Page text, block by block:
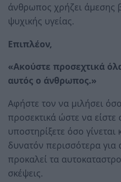
άνθρωπος χρήζει άμεσης
ψυχικής υγείας.
Επιπλέον,
«Ακούστε προσεχτικά
αυτός ο άνθρωπος.»
Αφήστε τον να μιλήσει
προσεκτικά ώστε να είστε
υποστηρίξετε όσο
δυνατόν περισσότερα
προκαλεί τα
σκέψεις.